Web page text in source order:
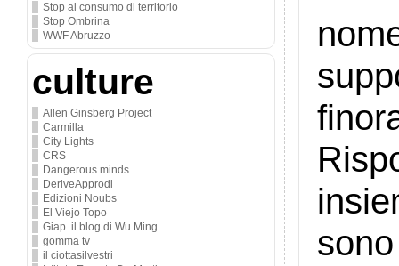
Stop al consumo di territorio
Stop Ombrina
WWF Abruzzo
culture
Allen Ginsberg Project
Carmilla
City Lights
CRS
Dangerous minds
DeriveApprodi
Edizioni Noubs
El Viejo Topo
Giap. il blog di Wu Ming
gomma tv
il ciottasilvestri